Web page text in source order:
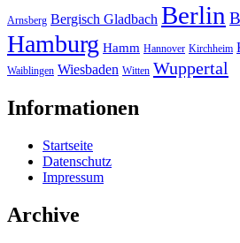
Arnsberg Bergisch Gladbach Berlin
Hamburg Hamm Hannover Kirchheim
Waiblingen Wiesbaden Witten Wuppertal
Informationen
Startseite
Datenschutz
Impressum
Archive